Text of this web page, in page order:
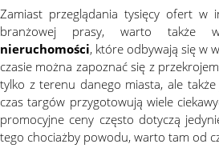
Zamiast przeglądania tysięcy ofert w
branżowej prasy, warto także
nieruchomości, które odbywają się w
czasie można zapoznać się z
tylko z terenu danego miasta, ale
czas targów przygotowują wiele
promocyjne ceny często dotyczą
tego chociażby powodu, warto tam od